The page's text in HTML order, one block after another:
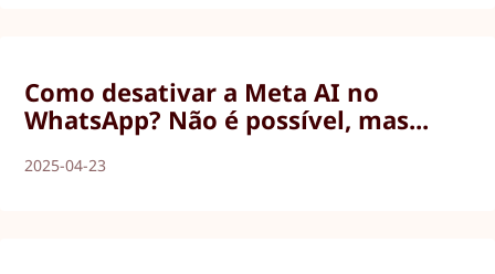
Como desativar a Meta AI no
WhatsApp? Não é possível, mas...
2025-04-23